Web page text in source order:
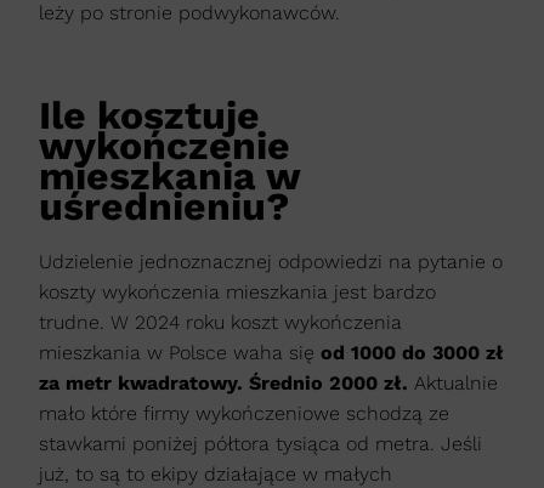
leży po stronie podwykonawców.
Ile kosztuje
wykończenie
mieszkania w
uśrednieniu?
Udzielenie jednoznacznej odpowiedzi na pytanie o
koszty wykończenia mieszkania jest bardzo
trudne. W 2024 roku koszt wykończenia
mieszkania w Polsce waha się od 1000 do 3000 zł
za metr kwadratowy. Średnio 2000 zł. Aktualnie
mało które firmy wykończeniowe schodzą ze
stawkami poniżej półtora tysiąca od metra. Jeśli
już, to są to ekipy działające w małych